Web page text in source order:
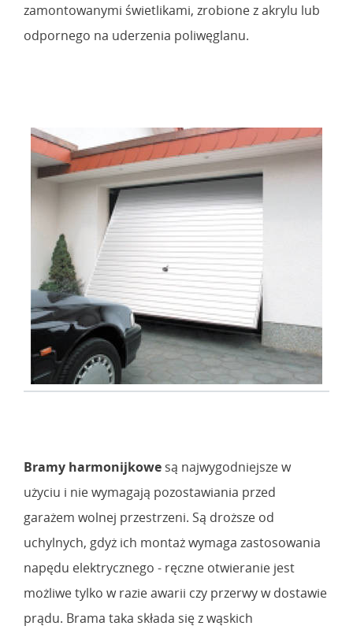
zamontowanymi świetlikami, zrobione z akrylu lub
odpornego na uderzenia poliwęglanu.
Bramy harmonijkowe są najwygodniejsze w
użyciu i nie wymagają pozostawiania przed
garażem wolnej przestrzeni. Są droższe od
uchylnych, gdyż ich montaż wymaga zastosowania
napędu elektrycznego - ręczne otwieranie jest
możliwe tylko w razie awarii czy przerwy w dostawie
prądu. Brama taka składa się z wąskich